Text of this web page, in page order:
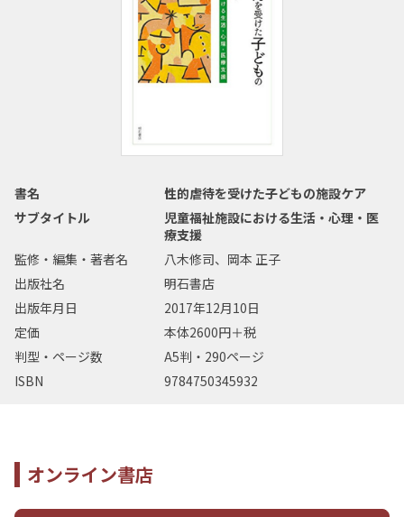
書名
性的虐待を受けた子どもの施設ケア
サブタイトル
児童福祉施設における生活・心理・医
療支援
監修・編集・著者名
八木修司、岡本 正子
出版社名
明石書店
出版年月日
2017年12月10日
定価
本体2600円＋税
判型・ページ数
A5判・290ページ
ISBN
9784750345932
オンライン書店